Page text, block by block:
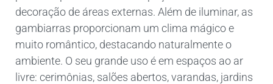
decoração de áreas externas. Além de iluminar, as
gambiarras proporcionam um clima mágico e
muito romântico, destacando naturalmente o
ambiente. O seu grande uso é em espaços ao ar
livre: cerimônias, salões abertos, varandas, jardins